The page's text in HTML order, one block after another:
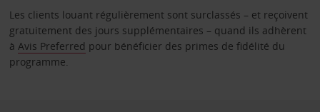
Les clients louant régulièrement sont surclassés – et reçoivent
gratuitement des jours supplémentaires – quand ils adhèrent
à Avis Preferred pour bénéficier des primes de fidélité du
programme.